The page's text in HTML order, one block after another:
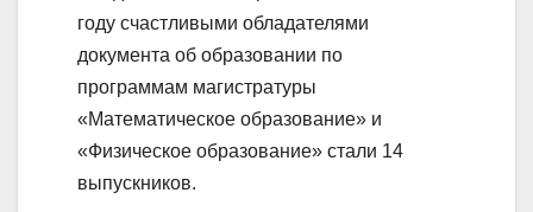
году счастливыми обладателями
документа об образовании по
программам магистратуры
«Математическое образование» и
«Физическое образование» стали 14
выпускников.